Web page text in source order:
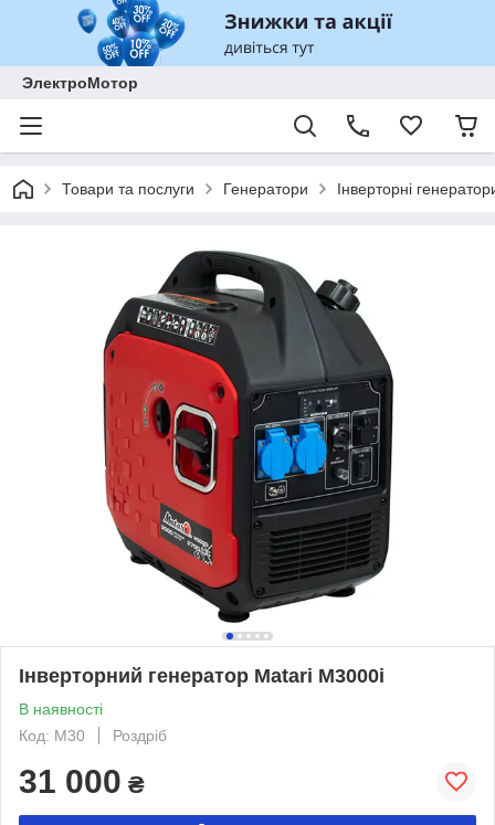
ЭлектроМотор
Товари та послуги Генератори Інверторні
Інверторний генератор Matari M3000i
В наявності
Код: M30
Роздріб
31 000 ₴